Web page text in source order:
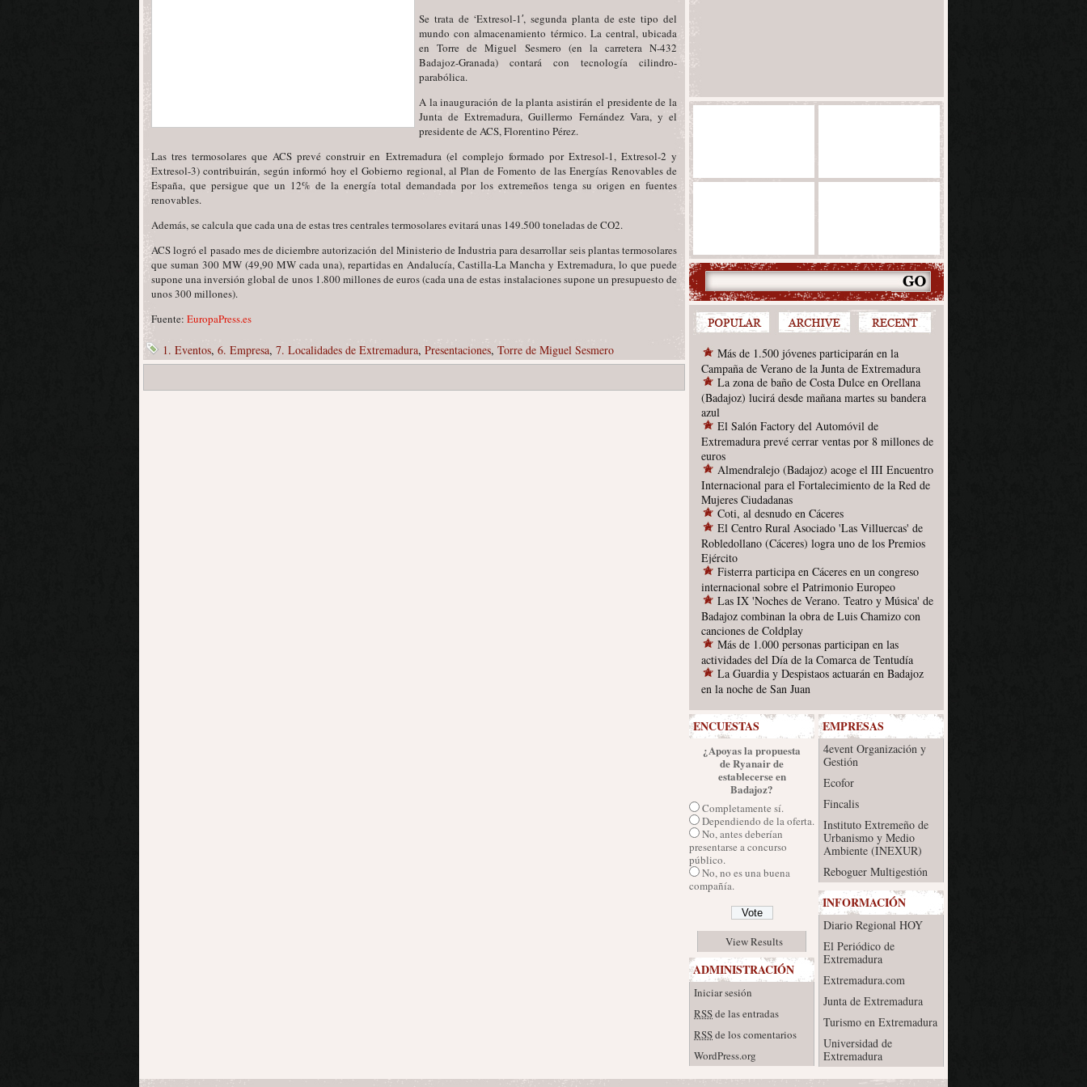
Se trata de ‘Extresol-1′, segunda planta de este tipo del
mundo con almacenamiento térmico. La central, ubicada
en Torre de Miguel Sesmero (en la carretera N-432
Badajoz-Granada) contará con tecnología cilindro-
parabólica.
A la inauguración de la planta asistirán el presidente de la
Junta de Extremadura, Guillermo Fernández Vara, y el
presidente de ACS, Florentino Pérez.
Las tres termosolares que ACS prevé construir en Extremadura (el complejo formado por Extresol-1, Extresol-2 y
Extresol-3) contribuirán, según informó hoy el Gobierno regional, al Plan de Fomento de las Energías Renovables de
España, que persigue que un 12% de la energía total demandada por los extremeños tenga su origen en fuentes
renovables.
Además, se calcula que cada una de estas tres centrales termosolares evitará unas 149.500 toneladas de CO2.
ACS logró el pasado mes de diciembre autorización del Ministerio de Industria para desarrollar seis plantas termosolares
que suman 300 MW (49,90 MW cada una), repartidas en Andalucía, Castilla-La Mancha y Extremadura, lo que puede
supone una inversión global de unos 1.800 millones de euros (cada una de estas instalaciones supone un presupuesto de
unos 300 millones).
Fuente: EuropaPress.es
1. Eventos, 6. Empresa, 7. Localidades de Extremadura, Presentaciones, Torre de Miguel Sesmero Más de 1.500 jóvenes participarán en la
Campaña de Verano de la Junta de Extremadura
La zona de baño de Costa Dulce en Orellana
(Badajoz) lucirá desde mañana martes su bandera
azul
El Salón Factory del Automóvil de
Extremadura prevé cerrar ventas por 8 millones de
euros
Almendralejo (Badajoz) acoge el III Encuentro
Internacional para el Fortalecimiento de la Red de
Mujeres Ciudadanas
Coti, al desnudo en Cáceres
El Centro Rural Asociado 'Las Villuercas' de
Robledollano (Cáceres) logra uno de los Premios
Ejército
Fisterra participa en Cáceres en un congreso
internacional sobre el Patrimonio Europeo
Las IX 'Noches de Verano. Teatro y Música' de
Badajoz combinan la obra de Luis Chamizo con
canciones de Coldplay
Más de 1.000 personas participan en las
actividades del Día de la Comarca de Tentudía
La Guardia y Despistaos actuarán en Badajoz
en la noche de San Juan
EMPRESAS
4event Organización y
Gestión
Ecofor
Fincalis
Instituto Extremeño de
Urbanismo y Medio
Ambiente (INEXUR)
Reboguer Multigestión
INFORMACIÓN
Diario Regional HOY
El Periódico de
Extremadura
Extremadura.com
Junta de Extremadura
Turismo en Extremadura
Universidad de
Extremadura
ENCUESTAS
¿Apoyas la propuesta
de Ryanair de
establecerse en
Badajoz?
Completamente sí.
Dependiendo de la oferta.
No, antes deberían
presentarse a concurso
público.
No, no es una buena
compañía.
View Results
ADMINISTRACIÓN
Iniciar sesión
RSSde las entradas
RSSde los comentarios
WordPress.org